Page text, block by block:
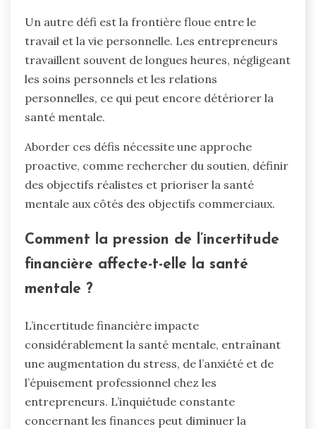
Un autre défi est la frontière floue entre le
travail et la vie personnelle. Les entrepreneurs
travaillent souvent de longues heures, négligeant
les soins personnels et les relations
personnelles, ce qui peut encore détériorer la
santé mentale.
Aborder ces défis nécessite une approche
proactive, comme rechercher du soutien, définir
des objectifs réalistes et prioriser la santé
mentale aux côtés des objectifs commerciaux.
Comment la pression de l’incertitude
financière affecte-t-elle la santé
mentale ?
L’incertitude financière impacte
considérablement la santé mentale, entraînant
une augmentation du stress, de l’anxiété et de
l’épuisement professionnel chez les
entrepreneurs. L’inquiétude constante
concernant les finances peut diminuer la